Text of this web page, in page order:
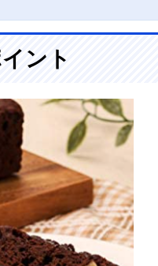
ント